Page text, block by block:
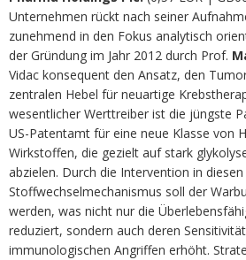
Unternehmen rückt nach seiner
zunehmend in den Fokus analytisch
der Gründung im Jahr 2012 durch Prof.
Vidac konsequent den Ansatz, den
zentralen Hebel für neuartige
wesentlicher Werttreiber ist die jüngste
US-Patentamt für eine neue Klasse von
Wirkstoffen, die gezielt auf stark
abzielen. Durch die Intervention in diesen
Stoffwechselmechanismus soll der
werden, was nicht nur die
reduziert, sondern auch deren
immunologischen Angriffen erhöht.